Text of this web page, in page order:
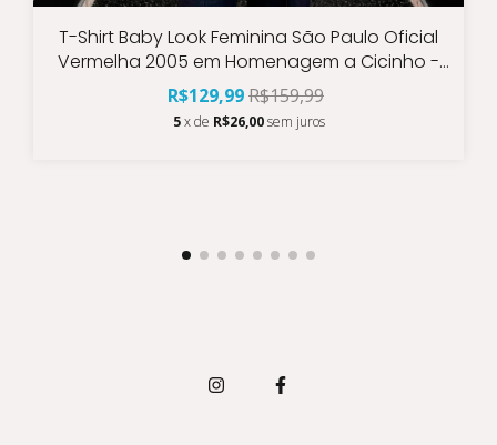
T-Shirt Baby Look Feminina São Paulo Oficial
Vermelha 2005 em Homenagem a Cicinho -
Paulistão Libertadores Mundial
R$129,99R$159,99
5 x de R$26,00 sem juros